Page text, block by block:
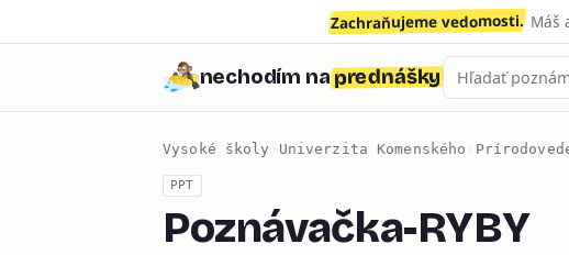
Zachraňujeme vedomosti. Máš
nechodím naprednášky
Vysoké školy › Univerzita Komenského ›
PPT
Poznávačka-RYBY